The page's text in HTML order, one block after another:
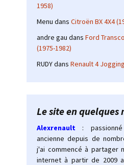
1958)
Menu dans Citroën BX 4X4
andre gau dans Ford
(1975-1982)
RUDYdans Renault 4
Le site en quelques
Alexrenault
:
ancienne depuis de
j'ai commencé à partager
internet à partir de 2009